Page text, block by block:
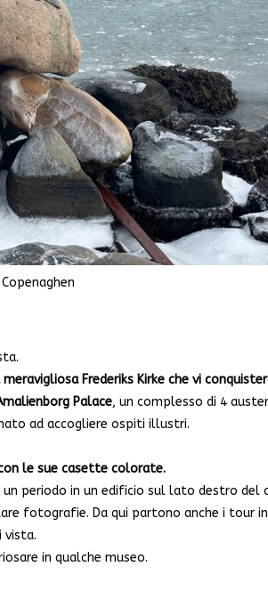
Frederiks Kirke che vi
Palace, un complesso di 4
ad accogliere ospiti illustri.
le sue casette colorate.
periodo in un edificio sul lato destro del
fotografie. Da qui partono anche i tour
vista.
in qualche museo.